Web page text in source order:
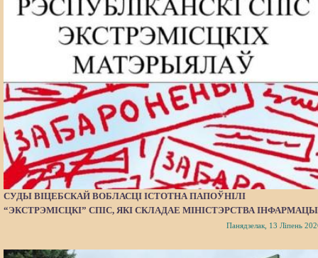
СУДЫ ВІЦЕБСКАЙ ВОБЛАСЦІ ІСТОТНА ПАПОЎНІЛІ
“ЭКСТРЭМІСЦКІ” СПІС, ЯКІ СКЛАДАЕ МІНІСТЭРСТВА
Панядзелак, 13 Ліпень